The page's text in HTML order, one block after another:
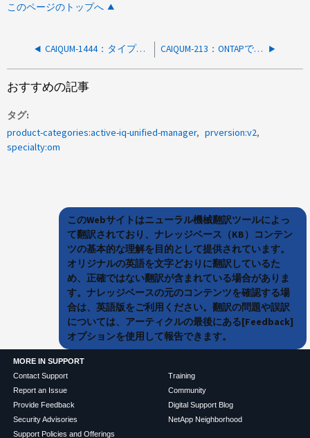
このページのトップへ
CAIQUM-1444：タイプがdp-destinationのDR SVMでNFSサービスが停止していることを示すActive IQ Unified Manager CAIQUM-213：ONTAPではディレクトリ上のCIFS共有は許可されますが、AIQUMでは許可されません。
おすすめの記事
タグ
product-categories:active-iq-unified-manager
prversion:v2
specialty:om
このWebサイトはニューラル機械翻訳ツールによっ
て翻訳されており、ナレッジベース（KB）コンテン
ツの基本的な理解を目的として提供されています。
オリジナルの英語を文字どおりに翻訳しているた
め、正確ではない翻訳が含まれている場合がありま
す。ナレッジベースの元のコンテンツを確認する場
合は、英語版をご利用ください。翻訳の問題や誤訳
については、アーティクルの最後にある[Feedback]
オプションを使用して報告できます。
MORE IN SUPPORT
Contact Support
Report an Issue
Provide Feedback
Security Advisories
Support Policies and Offerings
Training
Community
Digital Support Blog
NetApp Neighborhood